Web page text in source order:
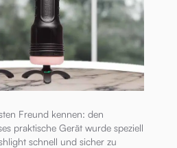
Freund kennen: den
praktische Gerät wurde speziell
schnell und sicher zu